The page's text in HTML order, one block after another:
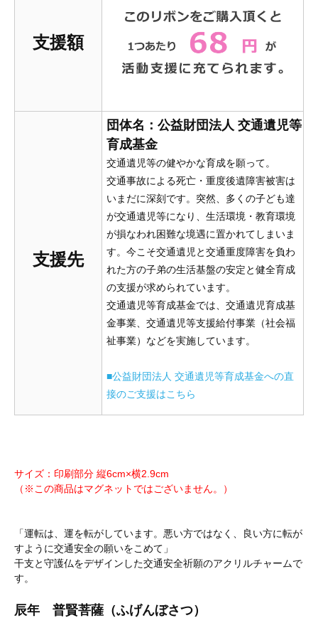
支援額
支援先
団体名：公益財団法人 交通遺児等
育成基金
交通遺児等の健やかな育成を願って。
交通事故による死亡・重度後遺障害被害は
いまだに深刻です。突然、多くの子ども達
が交通遺児等になり、生活環境・教育環境
が損なわれ困難な境遇に置かれてしまいま
す。今こそ交通遺児と交通重度障害を負わ
れた方の子弟の生活基盤の安定と健全育成
の支援が求められています。
交通遺児等育成基金では、交通遺児育成基
金事業、交通遺児等支援給付事業（社会福
祉事業）などを実施しています。
■公益財団法人 交通遺児等育成基金への直
接のご支援はこちら
サイズ：印刷部分 縦6cm×横2.9cm
（※この商品はマグネットではございません。）
「運転は、運を転がしています。悪い方ではなく、良い方に転が
すように交通安全の願いをこめて」
干支と守護仏をデザインした交通安全祈願のアクリルチャームで
す。
辰年 普賢菩薩（ふげんぼさつ）